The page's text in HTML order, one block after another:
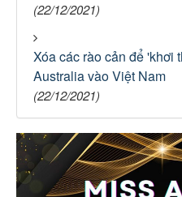
(22/12/2021)
Xóa các rào cản để 'khơi
Australia vào Việt Nam
(22/12/2021)